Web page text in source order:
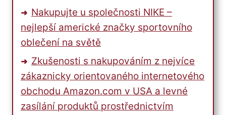
Nakupujte u společnosti NIKE –
nejlepší americké značky sportovního
oblečení na světě
Zkušenosti s nakupováním z nejvíce
zákaznicky orientovaného internetového
obchodu Amazon.com v USA a levné
zasílání produktů prostřednictvím